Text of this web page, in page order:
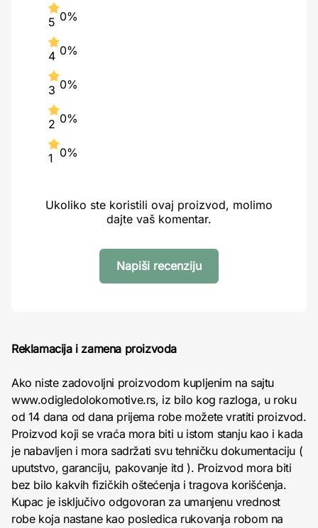
5 0%
4 0%
3 0%
2 0%
1 0%
Ukoliko ste koristili ovaj proizvod, molimo
dajte vaš komentar.
Napiši recenziju
Reklamacija i zamena proizvoda
Ako niste zadovoljni proizvodom kupljenim na sajtu
www.odigledolokomotive.rs, iz bilo kog razloga, u roku
od 14 dana od dana prijema robe možete vratiti proizvod.
Proizvod koji se vraća mora biti u istom stanju kao i kada
je nabavljen i mora sadržati svu tehničku dokumentaciju (
uputstvo, garanciju, pakovanje itd ). Proizvod mora biti
bez bilo kakvih fizičkih oštećenja i tragova korišćenja.
Kupac je isključivo odgovoran za umanjenu vrednost
robe koja nastane kao posledica rukovanja robom na